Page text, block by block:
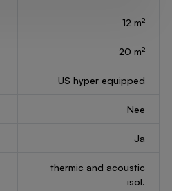
12 m2
20 m2
US hyper equipped
Nee
Ja
thermic and acoustic
isol.